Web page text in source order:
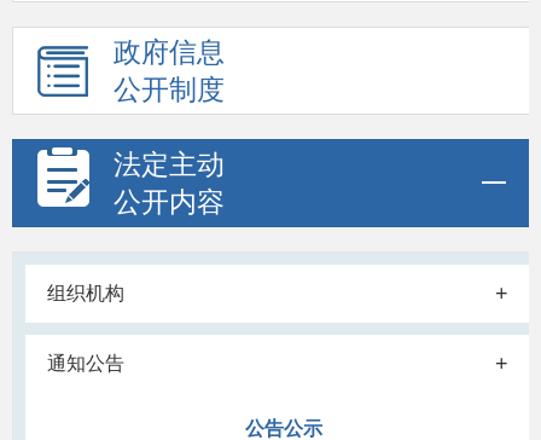
政府信息
公开制度
法定主动
公开内容
组织机构 +
通知公告 +
公告公示